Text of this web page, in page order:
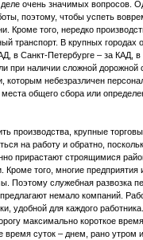
очень значимых вопросов.
поэтому, чтобы успеть
Кроме того, нередко
транспорт. В крупных
в Санкт-Петербурге – за КАД, в
при наличии сложной дорожной
которым небезразличен
общего сбора или
производства, крупные
на работу и обратно,
прирастают строящимися
Кроме того, многие
Поэтому служебная развозка
немало компаний.
удобной для каждого
максимально короткое
суток – днем, рано утром